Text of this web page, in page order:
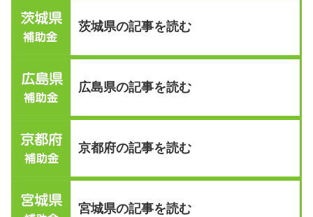
茨城県の記事を読む
広島県の記事を読む
京都府の記事を読む
宮城県の記事を読む